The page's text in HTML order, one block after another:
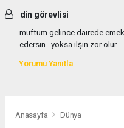
din görevlisi
müftüm gelince dairede
edersin . yoksa ilşin zor olur.
Yorumu Yanıtla
Anasayfa Dünya